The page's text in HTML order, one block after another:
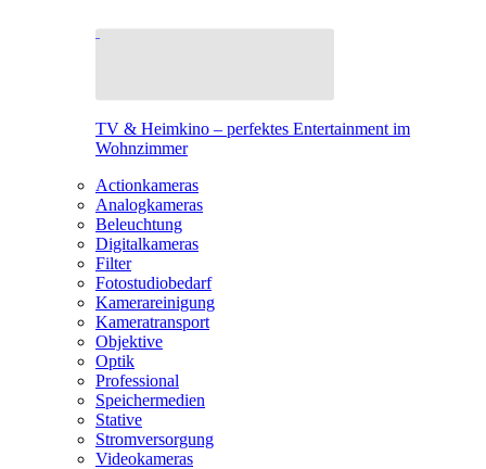
TV & Heimkino – perfektes Entertainment im
Wohnzimmer
Actionkameras
Analogkameras
Beleuchtung
Digitalkameras
Filter
Fotostudiobedarf
Kamerareinigung
Kameratransport
Objektive
Optik
Professional
Speichermedien
Stative
Stromversorgung
Videokameras